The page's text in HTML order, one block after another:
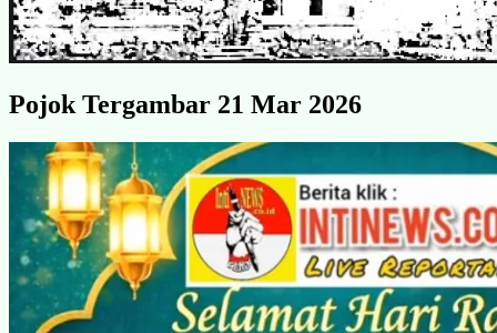
Pojok Tergambar 21 Mar 2026